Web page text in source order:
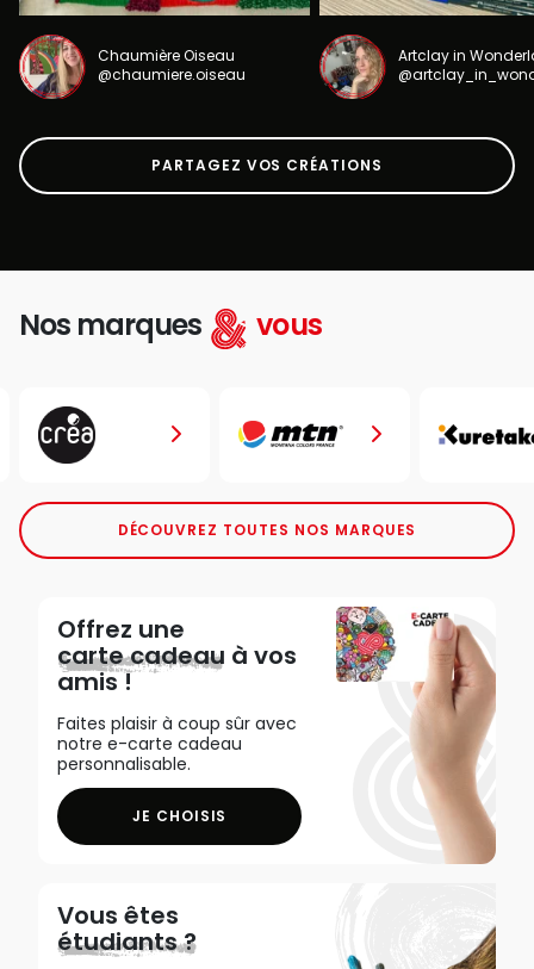
Chaumière Oiseau
@chaumiere.oiseau
Artclay in
PARTAGEZ VOS CRÉATIONS
Nos marques vous
DÉCOUVREZ TOUTES NOS MARQUES
Offrez une
carte cadeau à vos
amis !
Faites plaisir à coup sûr avec
notre e-carte cadeau
personnalisable.
JE CHOISIS
Vous êtes
étudiants ?